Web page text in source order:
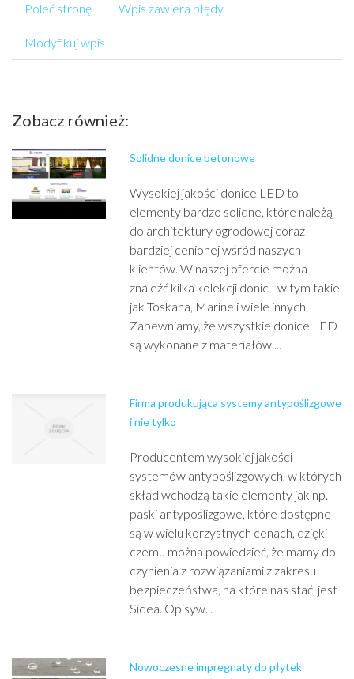
Poleć stronę Wpis zawiera błędy
Modyfikuj wpis
Zobacz również:
Solidne donice betonowe
Wysokiej jakości donice LED to
elementy bardzo solidne, które należą
do architektury ogrodowej coraz
bardziej cenionej wśród naszych
klientów. W naszej ofercie można
znaleźć kilka kolekcji donic - w tym takie
jak Toskana, Marine i wiele innych.
Zapewniamy, że wszystkie donice LED
są wykonane z materiałów ...
Firma produkująca systemy antypoślizgowe
i nie tylko
Producentem wysokiej jakości
systemów antypoślizgowych, w których
skład wchodzą takie elementy jak np.
paski antypoślizgowe, które dostępne
są w wielu korzystnych cenach, dzięki
czemu można powiedzieć, że mamy do
czynienia z rozwiązaniami z zakresu
bezpieczeństwa, na które nas stać, jest
Sidea. Opisyw...
Nowoczesne impregnaty do płytek